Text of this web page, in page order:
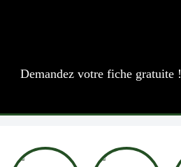
Demandez votre fiche gratuite !